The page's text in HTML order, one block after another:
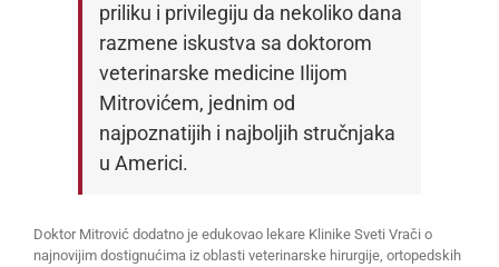
priliku i privilegiju da nekoliko dana
razmene iskustva sa doktorom
veterinarske medicine Ilijom
Mitrovićem, jednim od
najpoznatijih i najboljih stručnjaka
u Americi.
Doktor Mitrović dodatno je edukovao lekare Klinike Sveti Vrači o
najnovijim dostignućima iz oblasti veterinarske hirurgije, ortopedskih